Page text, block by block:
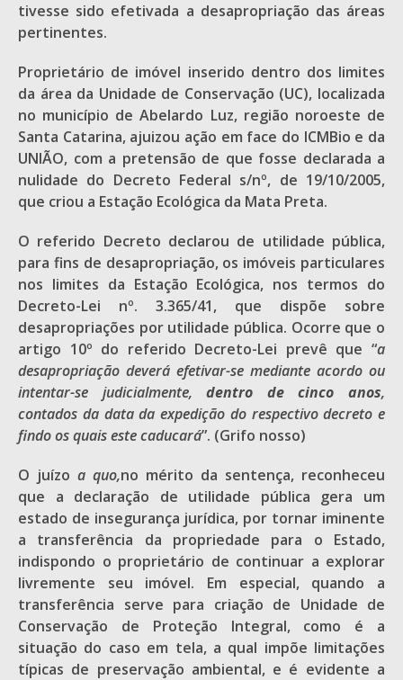
tivesse sido efetivada a desapropriação das áreas
pertinentes.
Proprietário de imóvel inserido dentro dos limites
da área da Unidade de Conservação (UC), localizada
no município de Abelardo Luz, região noroeste de
Santa Catarina, ajuizou ação em face do ICMBio e da
UNIÃO, com a pretensão de que fosse declarada a
nulidade do Decreto Federal s/nº, de 19/10/2005,
que criou a Estação Ecológica da Mata Preta.
O referido Decreto declarou de utilidade pública,
para fins de desapropriação, os imóveis particulares
nos limites da Estação Ecológica, nos termos do
Decreto-Lei nº. 3.365/41, que dispõe sobre
desapropriações por utilidade pública. Ocorre que o
artigo 10º do referido Decreto-Lei prevê que “a
desapropriação deverá efetivar-se mediante acordo ou
intentar-se judicialmente,dentro de cinco anos,
contados da data da expedição do respectivo decreto e
findo os quais este caducará”. (Grifo nosso)
O juízo a quo,no mérito da sentença, reconheceu
que a declaração de utilidade pública gera um
estado de insegurança jurídica, por tornar iminente
a transferência da propriedade para o Estado,
indispondo o proprietário de continuar a explorar
livremente seu imóvel. Em especial, quando a
transferência serve para criação de Unidade de
Conservação de Proteção Integral, como é a
situação do caso em tela, a qual impõe limitações
típicas de preservação ambiental, e é evidente a